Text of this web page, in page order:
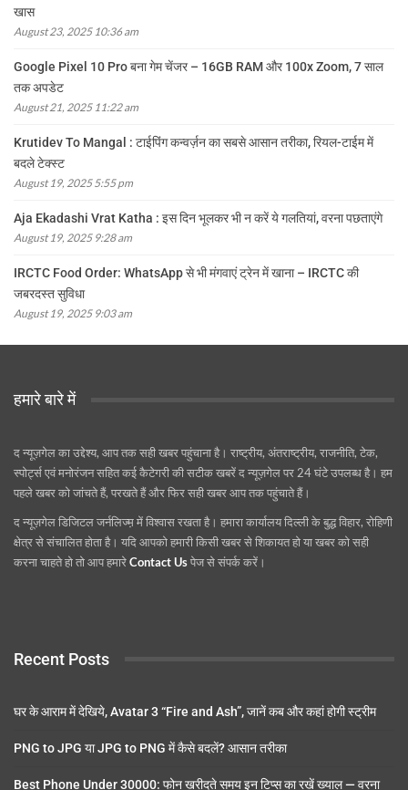
खास
August 23, 2025 10:36 am
Google Pixel 10 Pro बना गेम चेंजर – 16GB RAM और 100x Zoom, 7 साल
तक अपडेट
August 21, 2025 11:22 am
Krutidev To Mangal : टाईपिंग कन्वर्ज़न का सबसे आसान तरीका, रियल-टाईम में
बदले टेक्स्ट
August 19, 2025 5:55 pm
Aja Ekadashi Vrat Katha : इस दिन भूलकर भी न करें ये गलतियां, वरना पछताएंगे
August 19, 2025 9:28 am
IRCTC Food Order: WhatsApp से भी मंगवाएं ट्रेन में खाना – IRCTC की
जबरदस्त सुविधा
August 19, 2025 9:03 am
हमारे बारे में
द न्यूज़गेल का उद्देश्य, आप तक सही खबर पहुंचाना है। राष्ट्रीय, अंतराष्ट्रीय, राजनीति, टेक,
स्पोर्ट्स एवं मनोरंजन सहित कई कैटेगरी की सटीक खबरें द न्यूज़गेल पर 24 घंटे उपलब्ध है। हम
पहले खबर को जांचते हैं, परखते हैं और फिर सही खबर आप तक पहुंचाते हैं।
द न्यूज़गेल डिजिटल जर्नलिज्म़ में विश्वास रखता है। हमारा कार्यालय दिल्ली के बुद्ध विहार, रोहिणी
क्षेत्र से संचालित होता है। यदि आपको हमारी किसी खबर से शिकायत हो या खबर को सही
करना चाहते हो तो आप हमारेContact Usपेज से संपर्क करें।
Recent Posts
घर के आराम में देखिये, Avatar 3 “Fire and Ash”, जानें कब और कहां होगी स्ट्रीम
PNG to JPG या JPG to PNG में कैसे बदलें? आसान तरीका
Best Phone Under 30000: फोन खरीदते समय इन टिप्स का रखें ख्याल — वरना